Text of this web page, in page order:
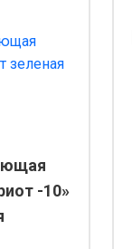
-10»